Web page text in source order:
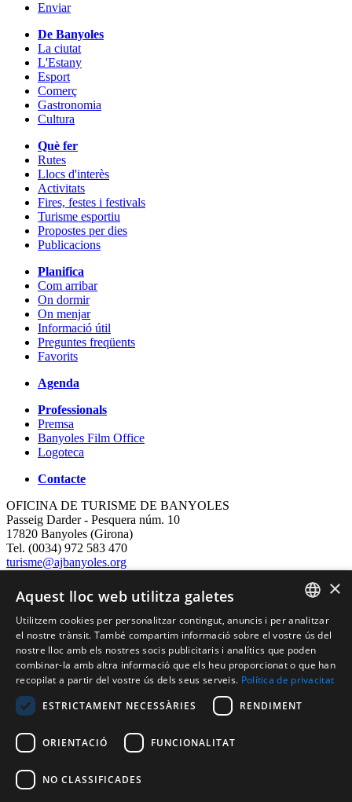
Enviar
De Banyoles
La ciutat
L'Estany
Esport
Comerç
Gastronomia
Cultura
Què fer
Rutes
Llocs d'interès
Activitats
Fires, festes i festivals
Turisme esportiu
Propostes per dies
Publicacions
Planifica
Com arribar
On dormir
On menjar
Informació útil
Preguntes freqüents
Favorits
Agenda
Professionals
Premsa
Banyoles Film Office
Logoteca
Contacte
OFICINA DE TURISME DE BANYOLES
Passeig Darder - Pesquera núm. 10
17820 Banyoles (Girona)
Tel. (0034) 972 583 470
turisme@ajbanyoles.org
Segueix-nos
Amb el suport de:
CATALAN
ENGLISH
FRENCH
SPANISH
×
Aquest lloc web utilitza galetes
Utilitzem cookies per personalitzar contingut, anuncis i per analitzar
el nostre trànsit. També compartim informació sobre el vostre ús del
nostre lloc amb els nostres socis publicitaris i analítics que poden
combinar-la amb altra informació que els heu proporcionat o que han
recopilat a partir del vostre ús dels seus serveis. Política de privacitat
ESTRICTAMENT NECESSÀRIES
RENDIMENT
ORIENTACIÓ FUNCIONALITAT
NO CLASSIFICADES